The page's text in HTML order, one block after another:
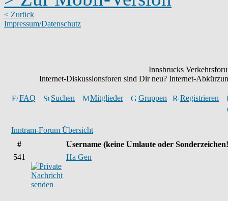
< Zurück
Impressum/Datenschutz
Innsbrucks
Internet-Diskussionsforen sind Dir neu? Internet-
FAQ Suchen Mitglieder Gruppen Registrieren
Inntram-Forum Übersicht
#
Username (keine Umlaute oder
541
Ha Gen